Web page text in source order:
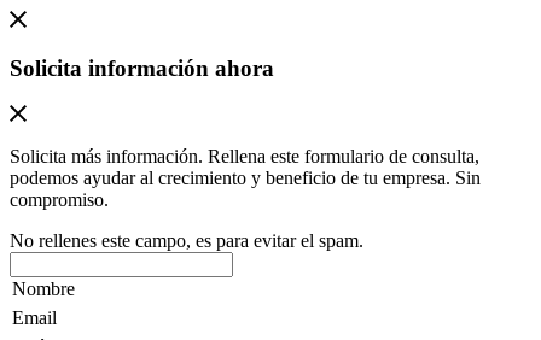
Solicita información ahora
Solicita más información. Rellena este formulario de consulta,
podemos ayudar al crecimiento y beneficio de tu empresa. Sin
compromiso.
No rellenes este campo, es para evitar el spam.